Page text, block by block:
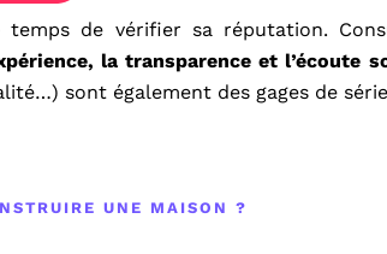
de vérifier sa réputation.
la transparence et l’écoute
sont également des gages de
UNE MAISON ?